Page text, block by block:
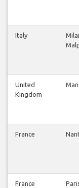
Italy
United
Kingdom
France
France